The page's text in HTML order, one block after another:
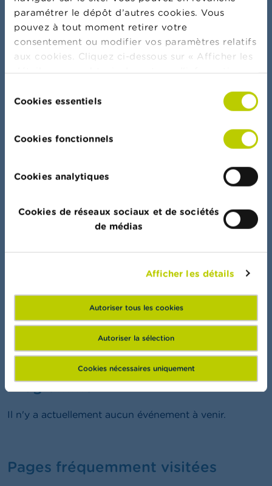
paramétrer le dépôt d’autres cookies. Vous
pouvez à tout moment retirer votre
consentement ou modifier vos paramètres relatifs
aux cookies. Cliquez ci-dessous sur « Afficher les
détails » pour obtenir davantage d'informations.
consultable dans son intégralité
duCookies essentiels
Cookies fonctionnels
Cookies analytiques
Cookies de réseaux sociaux et de sociétés
de médias
Afficher les détails
Autoriser tous les cookies
Autoriser la sélection
Cookies nécessaires uniquement
Plus d'actualités & mises en garde
Accès rapide à l’ensemble des listes, documents
FSMA Academy
Vous voulez en savoir plus sur la finance?
Programme
Il n'y a actuellement aucun événement à venir.
Pages fréquemment visitées